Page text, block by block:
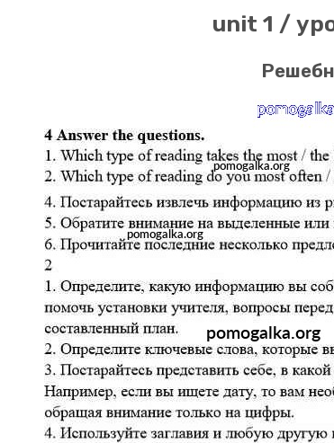
unit 1 /